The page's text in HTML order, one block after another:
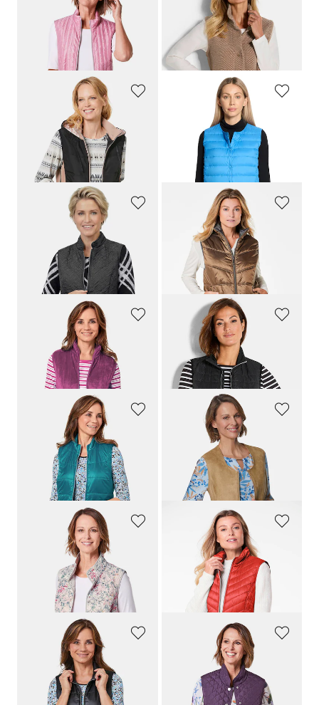
Leichte Steppweste mit Stehkragen
89,95 €
30-Tage-Bestpreis**: 49,95 € (-20%)
BARBARA LEBEK
31,98 €79,95 €
30-Tage-Bestpreis**: 55,97 €
Sportive Weste mit vielen Details
109,95 €
30-Tage-Bestpreis**: 79,95 €
BETTY BARCLAY
Leichte Daunenweste mit Taschen
49,99 €
30-Tage-Bestpreis**: 34,99 €
Leicht wattierte Steppweste
GOLDNER
Long-Steppweste mit Stehkragen
69,95 €
149,95 €
30-Tage-Bestpreis**: 79,95 €
Teddy-Weste aus flauschigen Fleece
29,95 €69,95 €
Steppweste mit Jersey-Einsätzen
62,97 € 89,95 €
Leichte Steppweste mit Stehkragen
89,95 €
30-Tage-Bestpreis**: 59,95 €
Velourslederimitat-Weste
119,95 €
30-Tage-Bestpreis**: 79,95 €
99,95 €
30-Tage-Bestpreis**: 49,95 € (-20%)
GOLDNER
79,95 €
30-Tage-Bestpreis**: 39,95 €
Leichte Steppweste mit Stehkragen
89,95 €
Sportive Steppweste
89,95 €